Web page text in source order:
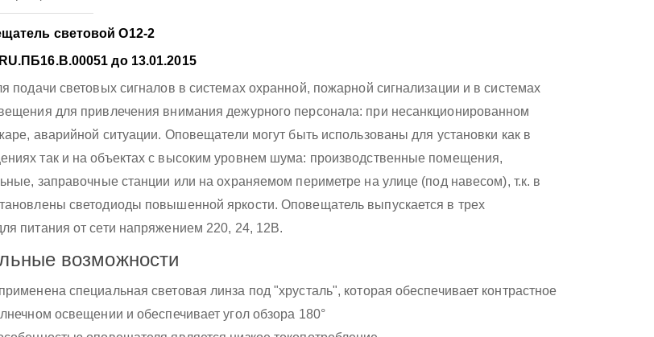
световой О12-2
до 13.01.2015
подачи световых сигналов в системах охранной, пожарной сигнализации и в системах
для привлечения внимания дежурного персонала: при несанкционированном
аварийной ситуации. Оповещатели могут быть использованы для установки как в
так и на объектах с высоким уровнем шума: производственные помещения,
заправочные станции или на охраняемом периметре на улице (под навесом), т.к. в
светодиоды повышенной яркости. Оповещатель выпускается в трех
питания от сети напряжением 220, 24, 12В.
возможности
специальная световая линза под "хрусталь", которая обеспечивает контрастное
освещении и обеспечивает угол обзора 180°